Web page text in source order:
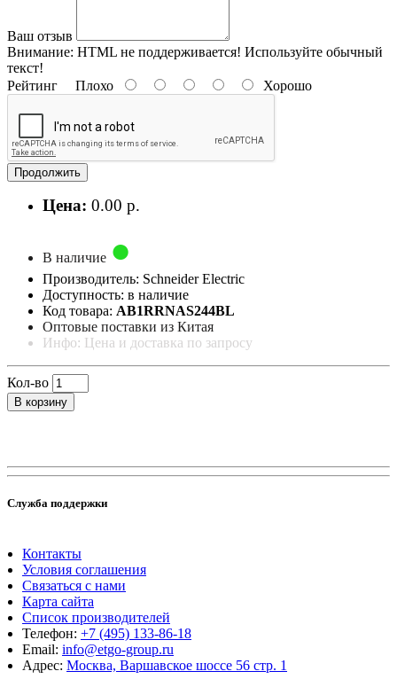
Ваш отзыв
Внимание: HTML не поддерживается! Используйте обычный
текст!
Рейтинг Плохо Хорошо
Продолжить
Цена: 0.00 р.
В наличие
Производитель: Schneider Electric
Доступность: в наличие
Код товара: AB1RRNAS244BL
Оптовые поставки из Китая
Инфо: Цена и доставка по запросу
Кол-во
В корзину
Служба поддержки
Контакты
Условия соглашения
Связаться с нами
Карта сайта
Список производителей
Телефон: +7 (495) 133-86-18
Email: info@etgo-group.ru
Адрес: Москва, Варшавское шоссе 56 стр. 1